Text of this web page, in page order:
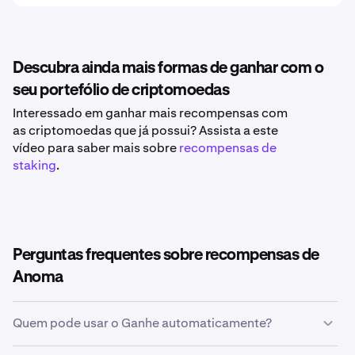
Descubra ainda mais formas de ganhar com o
seu portefólio de criptomoedas
Interessado em ganhar mais recompensas com
as criptomoedas que já possui? Assista a este
vídeo para saber mais sobrerecompensas de
staking.
Perguntas frequentes sobre recompensas de
Anoma
Quem pode usar o Ganhe automaticamente?